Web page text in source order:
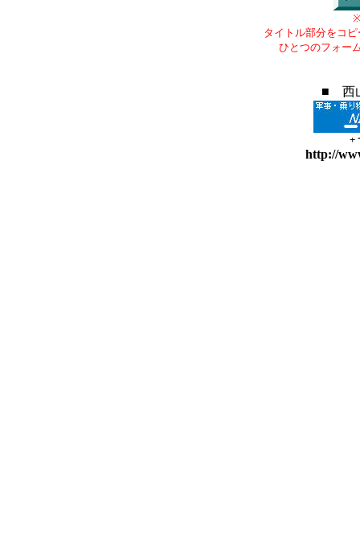
タイトル部分をコ
ひとつのフォー
■ 西
+
http://